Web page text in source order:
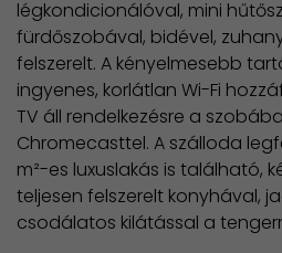
légkondicionálóval, mini
fürdőszobával, bidével,
felszerelt. A kényelmesebb
ingyenes, korlátlan Wi-Fi
TV áll rendelkezésre a
Chromecasttel. A szálloda
m²-es luxuslakás is található,
teljesen felszerelt konyhával,
csodálatos kilátással a